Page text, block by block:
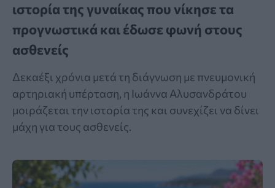
ιστορία της γυναίκας που νίκησε τα
προγνωστικά και έδωσε φωνή στους
ασθενείς
Δεκαέξι χρόνια μετά τη διάγνωση με πνευμονική
αρτηριακή υπέρταση, η Ιωάννα Αλυσανδράτου
μοιράζεται την ιστορία της και συνεχίζει να δίνει
μάχη για τους ασθενείς.